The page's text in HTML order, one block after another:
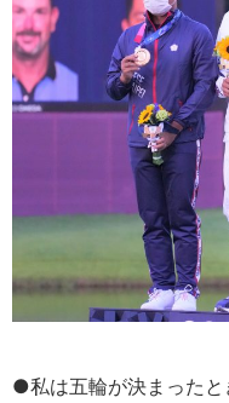
●私は五輪が決まった